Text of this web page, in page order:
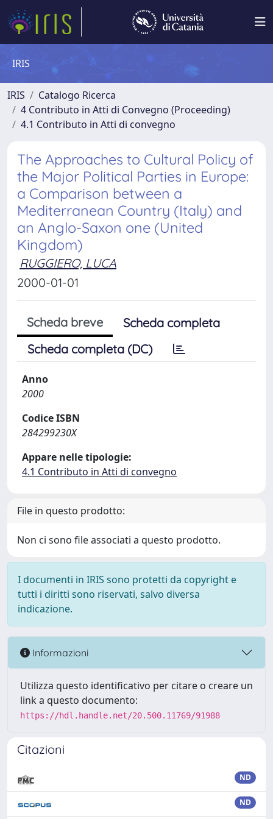
IRIS
IRIS
Catalogo Ricerca
4 Contributo in Atti di Convegno (Proceeding)
4.1 Contributo in Atti di convegno
The Approaches to Cultural Policy of
the Major Political Parties in Europe:
a Comparison between a
Mediterranean Country (Italy) and
an Anglo-Saxon one (United
Kingdom)
RUGGIERO, LUCA
2000-01-01
Scheda breve
Scheda completa
Scheda completa (DC)
Anno
2000
Codice ISBN
284299230X
Appare nelle tipologie:
4.1 Contributo in Atti di convegno
File in questo prodotto:
Non ci sono file associati a questo prodotto.
I documenti in IRIS sono protetti da copyright e
tutti i diritti sono riservati, salvo diversa
indicazione.
Informazioni
Utilizza questo identificativo per citare o creare un
link a questo documento:
https://hdl.handle.net/20.500.11769/91988
Citazioni
ND
ND